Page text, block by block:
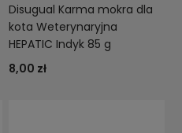
Disugual Karma mokra dla
kota Weterynaryjna
HEPATIC Indyk 85 g
8,00 zł